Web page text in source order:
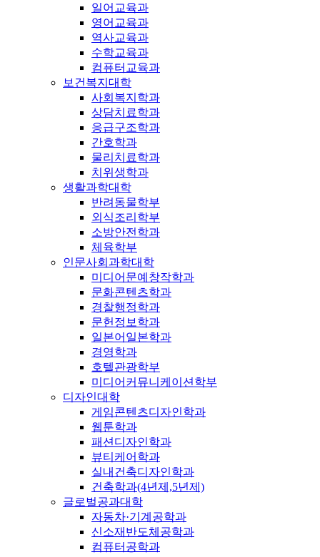
일어교육과
영어교육과
역사교육과
수학교육과
컴퓨터교육과
보건복지대학
사회복지학과
상담치료학과
응급구조학과
간호학과
물리치료학과
치위생학과
생활과학대학
반려동물학부
외식조리학부
소방안전학과
체육학부
인문사회과학대학
미디어문예창작학과
문화콘텐츠학과
경찰행정학과
문헌정보학과
일본어일본학과
경영학과
호텔관광학부
미디어커뮤니케이션학부
디자인대학
게임콘텐츠디자인학과
웹툰학과
패션디자인학과
뷰티케어학과
실내건축디자인학과
건축학과(4년제,5년제)
글로벌공과대학
자동차·기계공학과
신소재반도체공학과
컴퓨터공학과